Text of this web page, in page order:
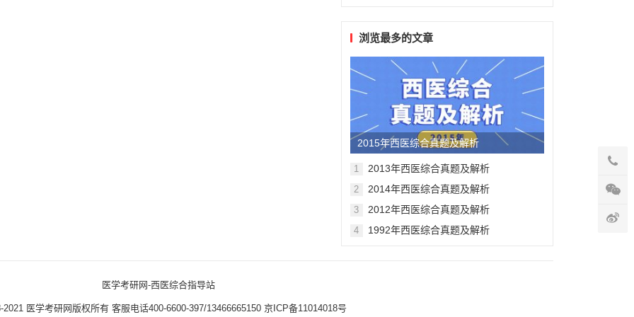
浏览最多的文章
2015年西医综合真题及解析
1 2013年西医综合真题及解析
2 2014年西医综合真题及解析
3 2012年西医综合真题及解析
4 1992年西医综合真题及解析
医学考研网-西医综合指导站
2021 医学考研网版权所有客服电话400-6600-397/13466665150京ICP备11014018号